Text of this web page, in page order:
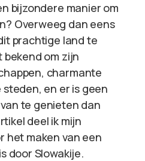
bijzondere manier om
Overweeg dan eens
prachtige land te
bekend om zijn
charmante
en er is geen
te genieten dan
deel ik mijn
het maken van een
door Slowakije.